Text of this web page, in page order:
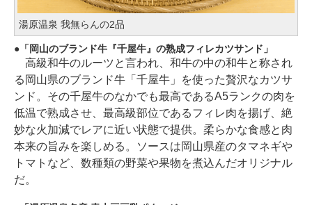
湯原温泉 我無らんの2品
「岡山のブランド牛『千屋牛』の熟成フィレカツサンド」
高級和牛のルーツと言われ、和牛の中の和牛と称され
る岡山県のブランド牛「千屋牛」を使った贅沢なカツサ
ンド。その千屋牛のなかでも最高であるA5ランクの肉を
低温で熟成させ、最高級部位であるフィレ肉を揚げ、絶
妙な火加減でレアに近い状態で提供。柔らかな食感と肉
本来の旨みを楽しめる。ソースは岡山県産のタマネギや
トマトなど、数種類の野菜や果物を煮込んだオリジナル
だ。